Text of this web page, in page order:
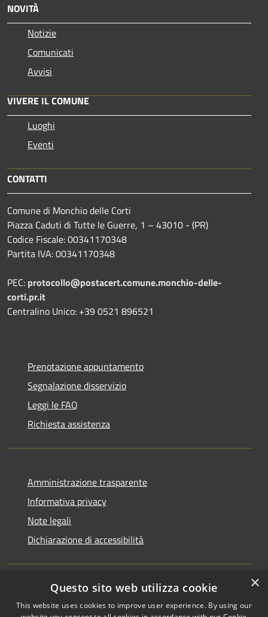
NOVITÀ
Notizie
Comunicati
Avvisi
VIVERE IL COMUNE
Luoghi
Eventi
CONTATTI
Comune di Monchio delle Corti
Piazza Caduti di Tutte le Guerre, 1 – 43010 - (PR)
Codice Fiscale: 00341170348
Partita IVA: 00341170348
PEC: protocollo@postacert.comune.monchio-delle-
corti.pr.it
Centralino Unico: +39 0521 896521
Prenotazione appuntamento
Segnalazione disservizio
Leggi le FAQ
Richiesta assistenza
Amministrazione trasparente
Informativa privacy
Note legali
Dichiarazione di accessibilità
RSS
Copyright © 2026 • Comune di
Monchio delle Corti • Powered
×
Questo sito web utilizza cookie
This website uses cookies to improve user experience. By using our